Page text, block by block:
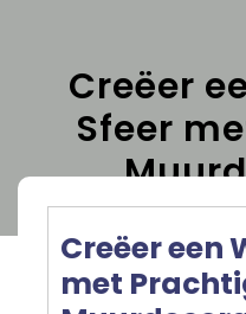
Creëer
Sfeer
Creëer een
met